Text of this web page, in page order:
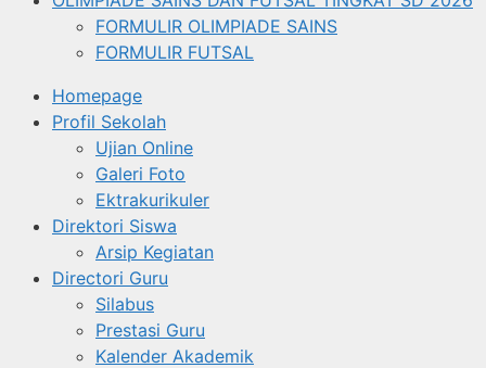
FORMULIR OLIMPIADE SAINS
FORMULIR FUTSAL
Homepage
Profil Sekolah
Ujian Online
Galeri Foto
Ektrakurikuler
Direktori Siswa
Arsip Kegiatan
Directori Guru
Silabus
Prestasi Guru
Kalender Akademik